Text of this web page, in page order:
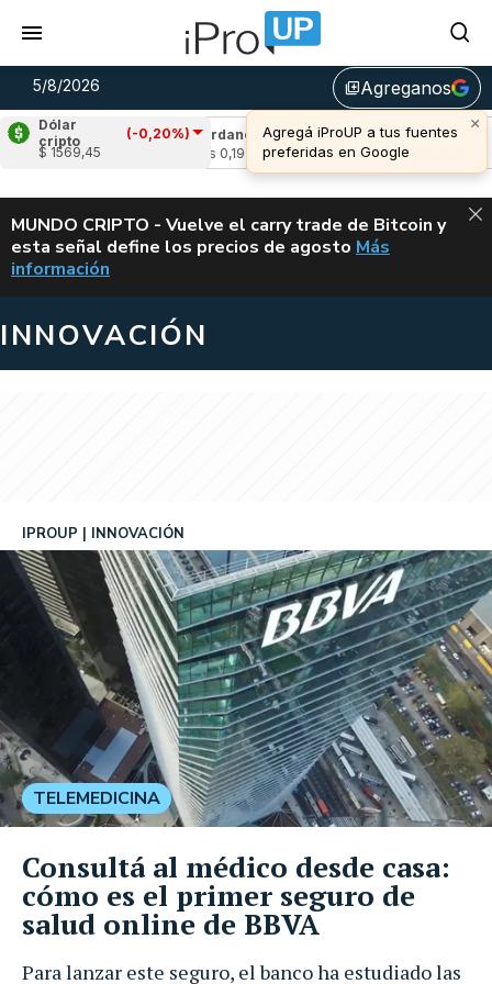
5/8/2026 library_addAgreganos
Dólar
cripto
(-0,20%)
$ 1569,45
Cardano (-0,74%)
Avalanche (-
u$s 6,64
ALERTA
MUNDO CRIPTO - Vuelve el carry trade de Bitcoin y
esta señal define los precios de agosto VUELVE EL
Más
información
INNOVACIÓN
Para lanzar este seguro, el banco ha estudiado las
IPROUP INNOVACIÓN
TELEMEDICINA
Consultá al médico desde casa:
cómo es el primer seguro de
salud online de BBVA